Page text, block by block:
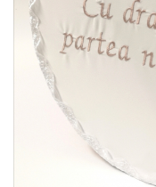
Tricouri
Treninguri
Ii traditionale
Rochii traditionale
Rochii Elegante
Costume populare
Jucarii